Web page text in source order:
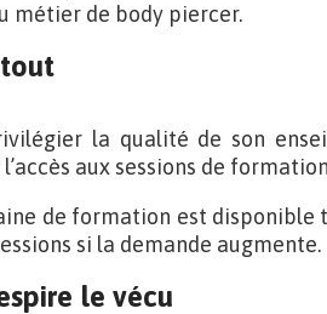
métier de body piercer.
la qualité de son
aux sessions de
de formation est disponible
si la demande augmente.
le vécu